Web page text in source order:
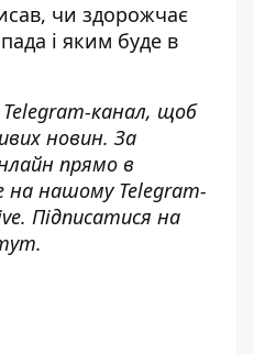
чи здорожчає
і яким буде в
Telegram-канал, щоб
новин. За
прямо в
на нашому Telegram-
. Підписатися на
.